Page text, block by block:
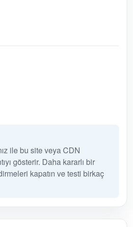
ile bu site veya CDN
gösterir. Daha kararlı bir
kapatın ve testi birkaç